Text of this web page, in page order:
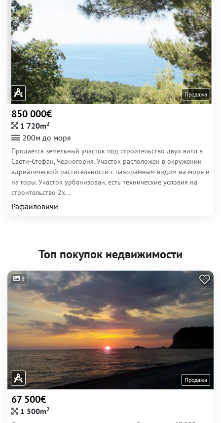
Продажа
850 000€
1 720m2
200м до моря
Продаётся земельный участок под строительство двух вилл в
Свети-Стефан, Черногория. Участок расположен в окружении
адриатической растительности с панорамным видом на море и
на горы. Участок урбанизован, есть технические условия на
строительство 2х...
Рафаиловичи
Топ покупок недвижимости
8
Продажа
67 500€
1 500m2